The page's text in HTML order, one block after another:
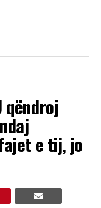
qëndroj
e tij, jo